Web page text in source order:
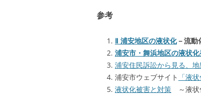
参考
Ⅱ 浦安地区の液状化－流動
浦安市・舞浜地区の液状
浦安住民訴訟から見る、
浦安市ウェブサイト 「液
液状化被害と対策 ～液状